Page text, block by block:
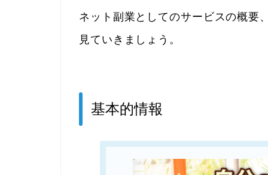
ネット副業としてのサービスの概要
見ていきましょう。
基本的情報